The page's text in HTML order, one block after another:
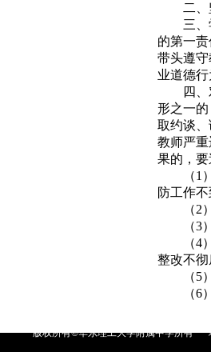
二
三
的第一
带头遵
业道德行
四
形之一
取约谈
教师严
果的，
（
防工作不
（
（
（
整改不彻
（
（
版权所有©华东理工大学附属中学所有